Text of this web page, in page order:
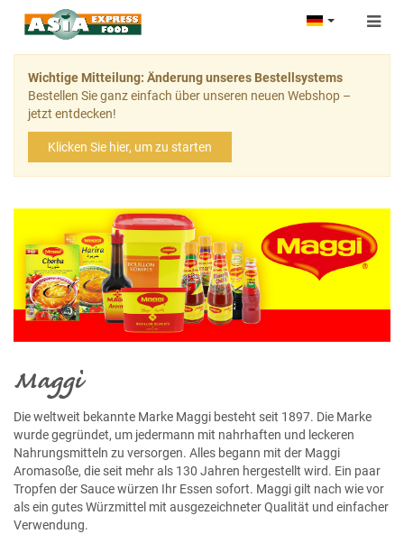
Wichtige Mitteilung: Änderung unseres Bestellsystems
Bestellen Sie ganz einfach über unseren neuen Webshop –
jetzt entdecken!
Klicken Sie hier, um zu starten
Maggi
Die weltweit bekannte Marke Maggi besteht seit 1897. Die Marke
wurde gegründet, um jedermann mit nahrhaften und leckeren
Nahrungsmitteln zu versorgen. Alles begann mit der Maggi
Aromasoße, die seit mehr als 130 Jahren hergestellt wird. Ein paar
Tropfen der Sauce würzen Ihr Essen sofort. Maggi gilt nach wie vor
als ein gutes Würzmittel mit ausgezeichneter Qualität und einfacher
Verwendung.